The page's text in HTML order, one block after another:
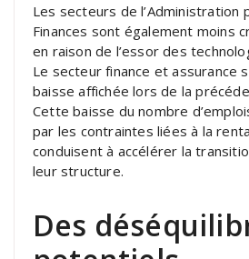
Les secteurs de l’Administration
Finances sont également moins
en raison de l’essor des
Le secteur finance et assurance
baisse affichée lors de la
Cette baisse du nombre
par les contraintes liées à la
conduisent à accélérer la
leur structure.
Des